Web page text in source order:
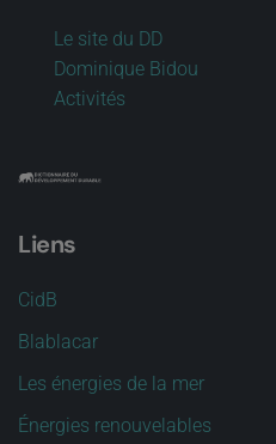
Le site du DD
Dominique Bidou
Activités
Liens
CidB
Blablacar
Les énergies de la mer
Énergies renouvelables